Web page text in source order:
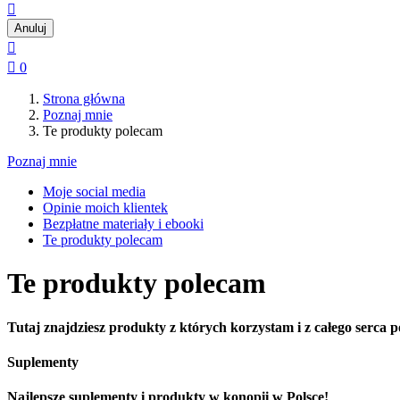

Anuluj

 0
Strona główna
Poznaj mnie
Te produkty polecam
Poznaj mnie
Moje social media
Opinie moich klientek
Bezpłatne materiały i ebooki
Te produkty polecam
Te produkty polecam
Tutaj znajdziesz produkty z których korzystam i z całego serca
Suplementy
Najlepsze suplementy i produkty w konopii w Polsce!